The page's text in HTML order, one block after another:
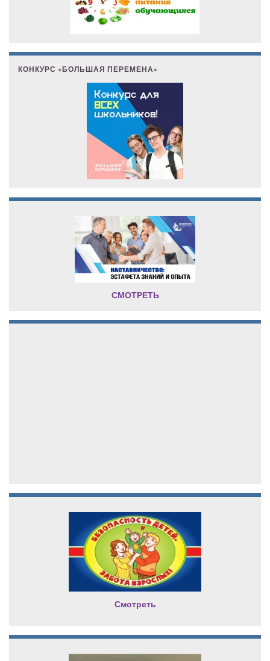
КОНКУРС «БОЛЬШАЯ ПЕРЕМЕНА»
СМОТРЕТЬ
Смотреть